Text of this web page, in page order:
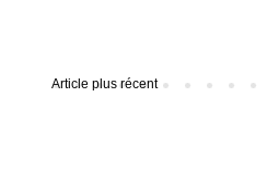
Article plus récent